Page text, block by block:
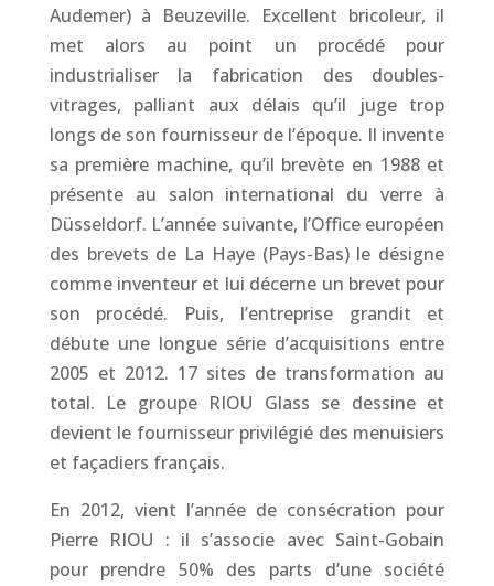
Audemer) à Beuzeville. Excellent bricoleur, il
met alors au point un procédé pour
industrialiser la fabrication des doubles-
vitrages, palliant aux délais qu’il juge trop
longs de son fournisseur de l’époque. Il invente
sa première machine, qu’il brevète en 1988 et
présente au salon international du verre à
Düsseldorf. L’année suivante, l’Office européen
des brevets de La Haye (Pays-Bas) le désigne
comme inventeur et lui décerne un brevet pour
son procédé. Puis, l’entreprise grandit et
débute une longue série d’acquisitions entre
2005 et 2012. 17 sites de transformation au
total. Le groupe RIOU Glass se dessine et
devient le fournisseur privilégié des menuisiers
et façadiers français.
En 2012, vient l’année de consécration pour
Pierre RIOU : il s’associe avec Saint-Gobain
pour prendre 50% des parts d’une société